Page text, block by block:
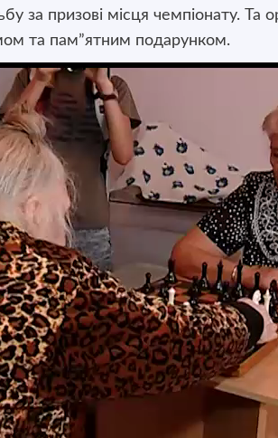
за призові місця чемпіонату. Та
та пам”ятним подарунком.